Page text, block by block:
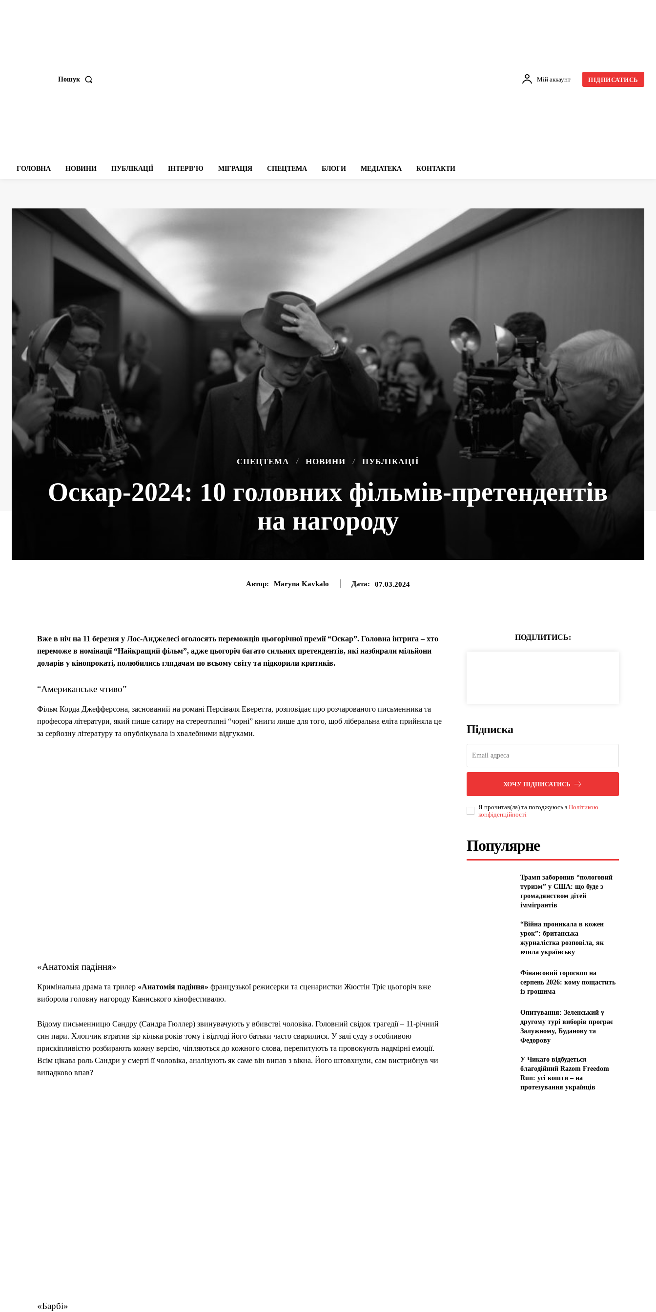
Пошук Мій аккаунт ПІДПИСАТИСЬ
ГОЛОВНА НОВИНИ ПУБЛІКАЦІЇ ІНТЕРВʼЮ МІГРАЦІЯ СПЕЦТЕМА БЛОГИ МЕДІАТЕКА КОНТАКТИ
CПЕЦТЕМА НОВИНИ ПУБЛІКАЦІЇ
Оскар-2024: 10 головних фільмів-претендентів
на нагороду
Автор: Maryna Kavkalo Дата: 07.03.2024
Вже в ніч на 11 березня у Лос-Анджелесі оголосять переможців цьогорічної премії “Оскар”. Головна інтрига – хто
переможе в номінації “Найкращий фільм”, адже цьогоріч багато сильних претендентів, які назбирали мільйони
доларів у кінопрокаті, полюбились глядачам по всьому світу та підкорили критиків.
“Американське чтиво”
Фільм Корда Джефферсона, заснований на романі Персіваля Еверетта, розповідає про розчарованого письменника та
професора літератури, який пише сатиру на стереотипні “чорні” книги лише для того, щоб ліберальна еліта прийняла це
за серйозну літературу та опублікувала із хвалебними відгуками.
«Анатомія падіння»
Кримінальна драма та трилер «Анатомія падіння» французької режисерки та сценаристки Жюстін Тріє цьогоріч вже
виборола головну нагороду Каннського кінофестивалю.
Відому письменницю Сандру (Сандра Гюллер) звинувачують у вбивстві чоловіка. Головний свідок трагедії – 11-річний
син пари. Хлопчик втратив зір кілька років тому і відтоді його батьки часто сварилися. У залі суду з особливою
прискіпливістю розбирають кожну версію, чіпляються до кожного слова, перепитують та провокують надмірні емоції.
Всім цікава роль Сандри у смерті її чоловіка, аналізують як саме він випав з вікна. Його штовхнули, сам вистрибнув чи
випадково впав?
«Барбі»
ПОДІЛИТИСЬ:
Підписка
ХОЧУ ПІДПИСАТИСЬ
Я прочитав(ла) та погоджуюсь зПолітикою
конфіденційності
Популярне
Трамп заборонив “пологовий
туризм” у США: що буде з
громадянством дітей
іммігрантів
“Війна проникала в кожен
урок”: британська
журналістка розповіла, як
вчила українську
Фінансовий гороскоп на
серпень 2026: кому пощастить
із грошима
Опитування: Зеленський у
другому турі виборів програє
Залужному, Буданову та
Федорову
У Чикаго відбудеться
благодійний Razom Freedom
Run: усі кошти – на
протезування українців